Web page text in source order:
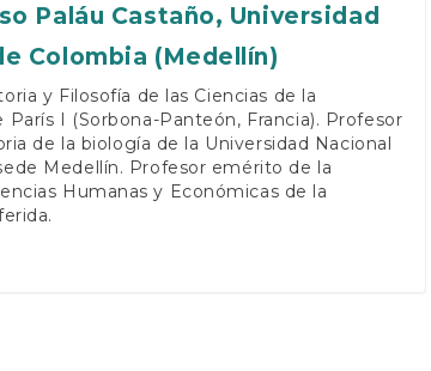
Paláu Castaño, Universidad
Colombia (Medellín)
y Filosofía de las Ciencias de la
París I (Sorbona-Panteón, Francia). Profesor
de la biología de la Universidad Nacional
Medellín. Profesor emérito de la
Humanas y Económicas de la